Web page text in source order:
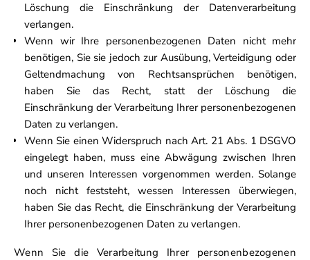
Löschung die Einschränkung der Datenverarbeitung
verlangen.
Wenn wir Ihre personenbezogenen Daten nicht mehr
benötigen, Sie sie jedoch zur Ausübung, Verteidigung oder
Geltendmachung von Rechtsansprüchen benötigen,
haben Sie das Recht, statt der Löschung die
Einschränkung der Verarbeitung Ihrer personenbezogenen
Daten zu verlangen.
Wenn Sie einen Widerspruch nach Art. 21 Abs. 1 DSGVO
eingelegt haben, muss eine Abwägung zwischen Ihren
und unseren Interessen vorgenommen werden. Solange
noch nicht feststeht, wessen Interessen überwiegen,
haben Sie das Recht, die Einschränkung der Verarbeitung
Ihrer personenbezogenen Daten zu verlangen.
Wenn Sie die Verarbeitung Ihrer personenbezogenen